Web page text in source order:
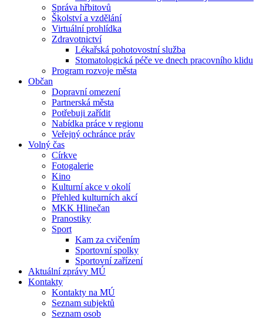
Správa hřbitovů
Školství a vzdělání
Virtuální prohlídka
Zdravotnictví
Lékařská pohotovostní služba
Stomatologická péče ve dnech pracovního klidu
Program rozvoje města
Občan
Dopravní omezení
Partnerská města
Potřebuji zařídit
Nabídka práce v regionu
Veřejný ochránce práv
Volný čas
Církve
Fotogalerie
Kino
Kulturní akce v okolí
Přehled kulturních akcí
MKK Hlinečan
Pranostiky
Sport
Kam za cvičením
Sportovní spolky
Sportovní zařízení
Aktuální zprávy MÚ
Kontakty
Kontakty na MÚ
Seznam subjektů
Seznam osob